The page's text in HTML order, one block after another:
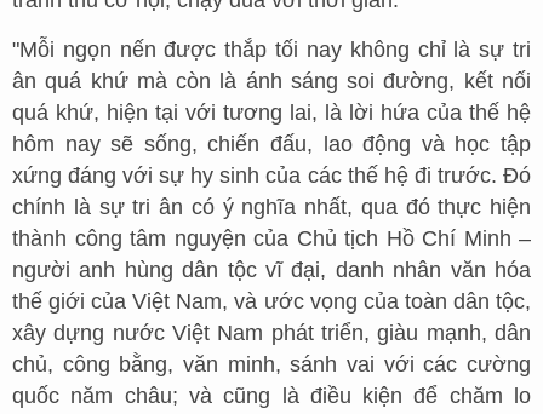
"Mỗi ngọn nến được thắp tối nay không chỉ là sự tri
ân quá khứ mà còn là ánh sáng soi đường, kết nối
quá khứ, hiện tại với tương lai, là lời hứa của thế hệ
hôm nay sẽ sống, chiến đấu, lao động và học tập
xứng đáng với sự hy sinh của các thế hệ đi trước. Đó
chính là sự tri ân có ý nghĩa nhất, qua đó thực hiện
thành công tâm nguyện của Chủ tịch Hồ Chí Minh –
người anh hùng dân tộc vĩ đại, danh nhân văn hóa
thế giới của Việt Nam, và ước vọng của toàn dân tộc,
xây dựng nước Việt Nam phát triển, giàu mạnh, dân
chủ, công bằng, văn minh, sánh vai với các cường
quốc năm châu; và cũng là điều kiện để chăm lo